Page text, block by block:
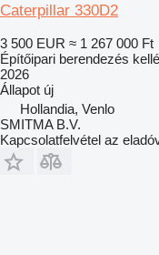
Caterpillar 330D2
3 500 EUR ≈ 1 267 000 Ft
Építőipari berendezés
2026
Állapot új
Hollandia, Venlo
SMITMA B.V.
Kapcsolatfelvétel az